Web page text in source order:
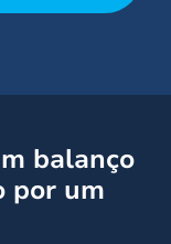
balanço
por um